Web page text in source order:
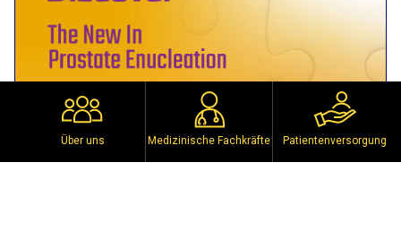
Über uns Medizinische Fachkräfte Patientenversorgung